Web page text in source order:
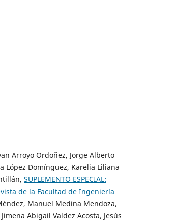
Arroyo Ordoñez, Jorge Alberto
López Domínguez, Karelia Liliana
SUPLEMENTO ESPECIAL:
de la Facultad de Ingeniería
Manuel Medina Mendoza,
Abigail Valdez Acosta, Jesús